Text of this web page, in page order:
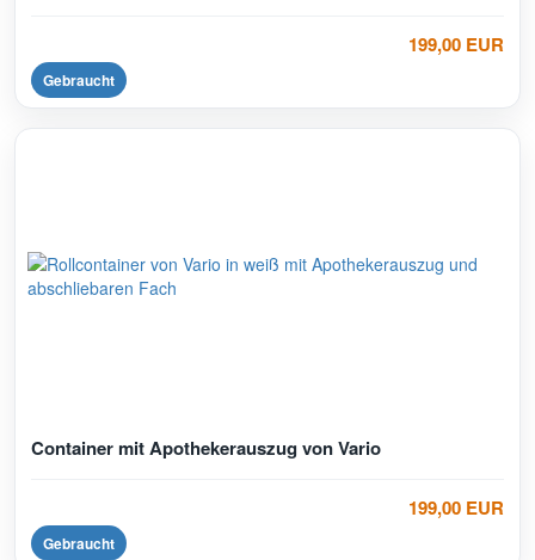
199,00 EUR
Gebraucht
Container mit Apothekerauszug von Vario
199,00 EUR
Gebraucht